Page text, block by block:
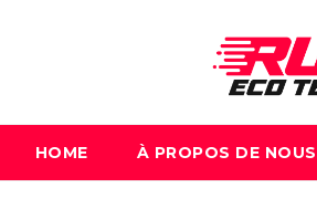
HOME À PROPOS DE NOUS